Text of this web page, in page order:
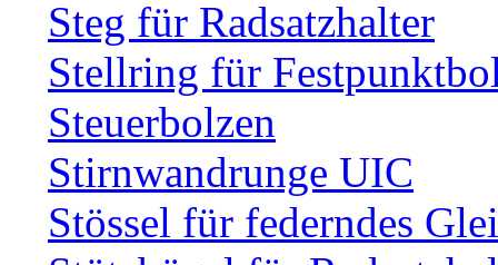
Steg für Radsatzhalter
Stellring für
Steuerbolzen
Stirnwandrunge UIC
Stössel für federndes